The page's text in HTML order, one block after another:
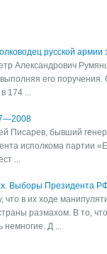
русской армии
Александрович
его поручения.
174 ...
Писарев, бывший
исполкома партии
...
Выборы Президента РФ
что в их ходе
размахом. В то,
немногие. Д ...